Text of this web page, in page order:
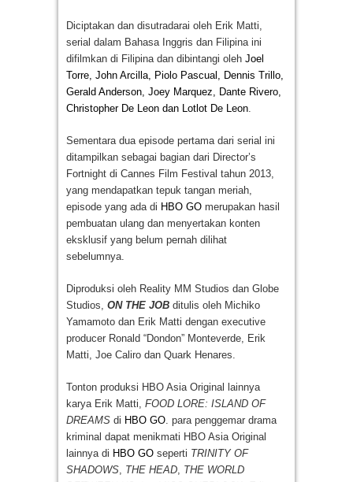
Diciptakan dan disutradarai oleh Erik Matti,
serial dalam Bahasa Inggris dan Filipina ini
difilmkan di Filipina dan dibintangi oleh Joel
Torre, John Arcilla, Piolo Pascual, Dennis Trillo,
Gerald Anderson, Joey Marquez, Dante Rivero,
Christopher De Leon dan Lotlot De Leon
Sementara dua episode pertama dari serial ini
ditampilkan sebagai bagian dari Director’s
Fortnight di Cannes Film Festival tahun 2013,
yang mendapatkan tepuk tangan meriah,
episode yang ada di HBO GO merupakan hasil
pembuatan ulang dan menyertakan konten
eksklusif yang belum pernah dilihat
sebelumnya.
Diproduksi oleh Reality MM Studios dan Globe
Studios, ON THE JOB ditulis oleh Michiko
Yamamoto dan Erik Matti dengan executive
producer Ronald “Dondon” Monteverde, Erik
Matti, Joe Caliro dan Quark Henares.
Tonton produksi HBO Asia Original lainnya
karya Erik Matti, FOOD LORE: ISLAND OF
DREAMS di HBO GO . para penggemar drama
kriminal dapat menikmati HBO Asia Original
lainnya di HBO GO seperti TRINITY OF
SHADOWS THE HEAD THE WORLD